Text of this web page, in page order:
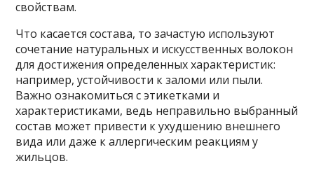
свойствам.
Что касается состава, то зачастую используют
сочетание натуральных и искусственных волокон
для достижения определенных характеристик:
например, устойчивости к заломи или пыли.
Важно ознакомиться с этикетками и
характеристиками, ведь неправильно выбранный
состав может привести к ухудшению внешнего
вида или даже к аллергическим реакциям у
жильцов.